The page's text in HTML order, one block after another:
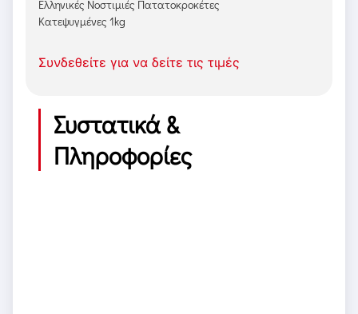
Ελληνικές Νοστιμιές Πατατοκροκέτες
Κατεψυγμένες 1kg
Συνδεθείτε για να δείτε τις τιμές
Συστατικά &
Πληροφορίες